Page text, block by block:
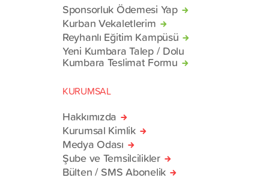
Sponsorluk Ödemesi Yap
Kurban Vekaletlerim
Reyhanlı Eğitim Kampüsü
Yeni Kumbara Talep / Dolu
Kumbara Teslimat Formu
KURUMSAL
Hakkımızda
Kurumsal Kimlik
Medya Odası
Şube ve Temsilcilikler
Bülten / SMS Abonelik